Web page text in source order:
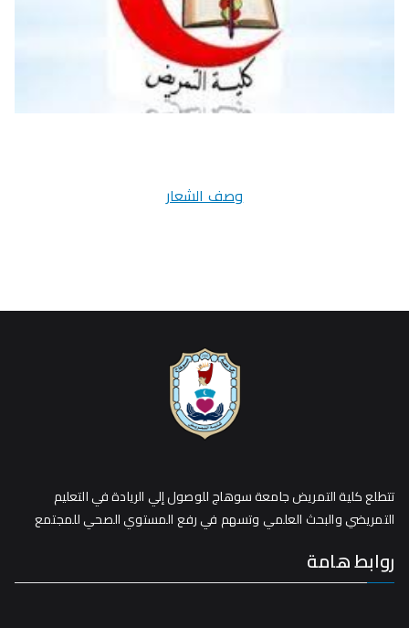
وصف الشعار
تتطلع كلية التمريض جامعة سوهاج للوصول إلي الريادة في التعليم
التمريضي والبحث العلمي وتسهم في رفع المستوي الصحي للمجتمع
روابط هامة